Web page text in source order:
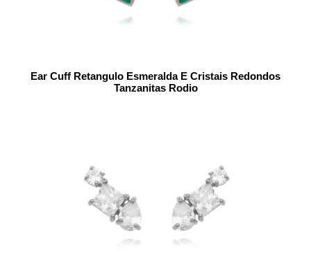
Ear Cuff Retangulo Esmeralda E Cristais Redondos
Tanzanitas Rodio